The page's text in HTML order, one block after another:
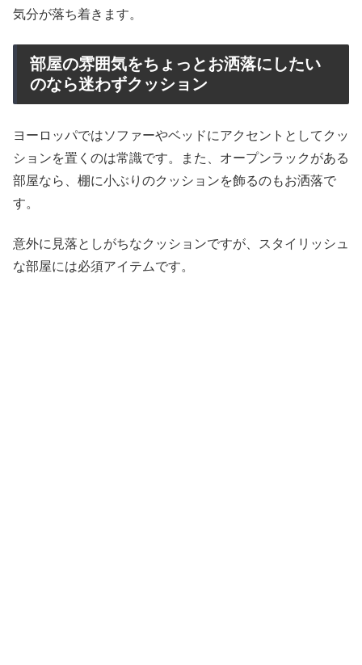
気分が落ち着きます。
部屋の雰囲気をちょっとお洒落にしたい
のなら迷わずクッション
ヨーロッパではソファーやベッドにアクセントとしてクッ
ションを置くのは常識です。また、オープンラックがある
部屋なら、棚に小ぶりのクッションを飾るのもお洒落で
す。
意外に見落としがちなクッションですが、スタイリッシュ
な部屋には必須アイテムです。